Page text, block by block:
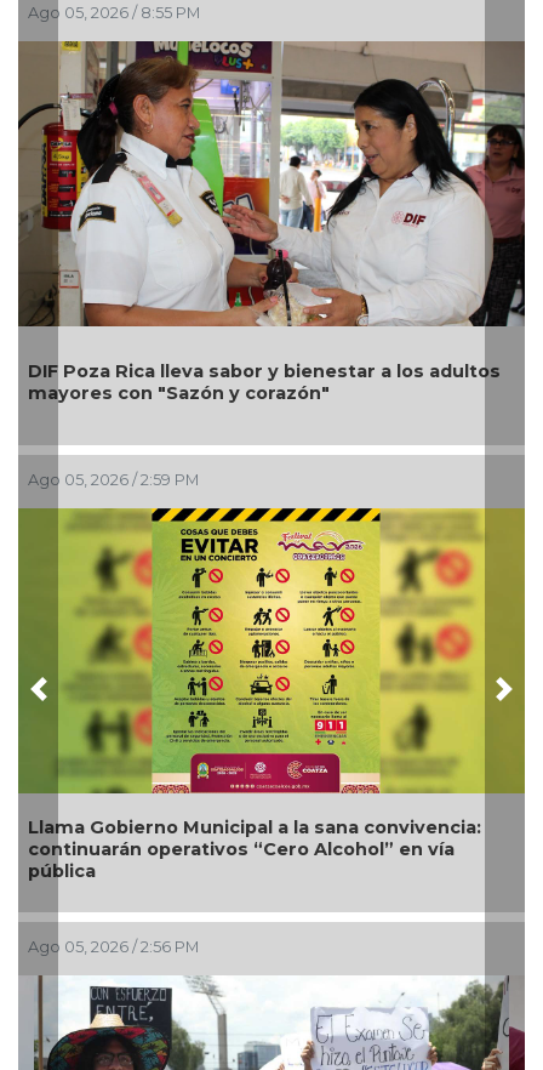
Ago 05, 2026 / 8:55 PM
DIF Poza Rica lleva sabor y bienestar a los adultos
mayores con "Sazón y corazón"
Ago 05, 2026 / 2:59 PM
Llama Gobierno Municipal a la sana convivencia:
continuarán operativos “Cero Alcohol” en vía
pública
Ago 05, 2026 / 2:56 PM
Previous